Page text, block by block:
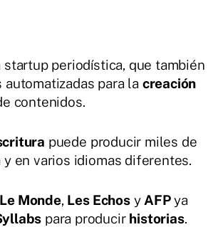
startup periodística, que también
para la creación
contenidos.
puede producir miles de
en varios idiomas diferentes.
Le Monde, Les Echosy AFPya
para producir historias.